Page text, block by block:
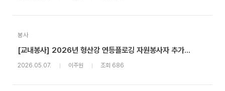
봉사
[교내봉사] 2026년 형산강 연등플로깅 자원봉사자 추가모집
2026.05.07. 이주원 조회 686